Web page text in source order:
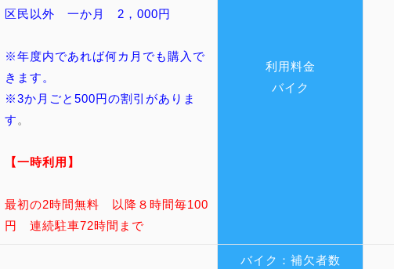
区民以外 一か月 2，000円
※年度内であれば何カ月でも購入で
きます。
※3か月ごと500円の割引がありま
す 。
【一時利用】
最初の2時間無料 以降８時間毎100
円 連続駐車72時間まで
利用料金
バイク
バイク：補欠者数